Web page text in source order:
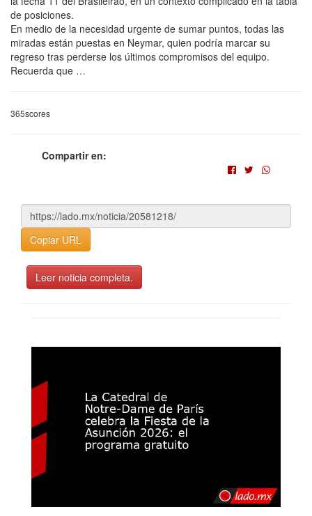
de posiciones.
En medio de la necesidad urgente de sumar puntos, todas las
miradas están puestas en Neymar, quien podría marcar su
regreso tras perderse los últimos compromisos del equipo.
Recuerda que …
365scores
Compartir en:
Copiar URL
Leer noticia completa.